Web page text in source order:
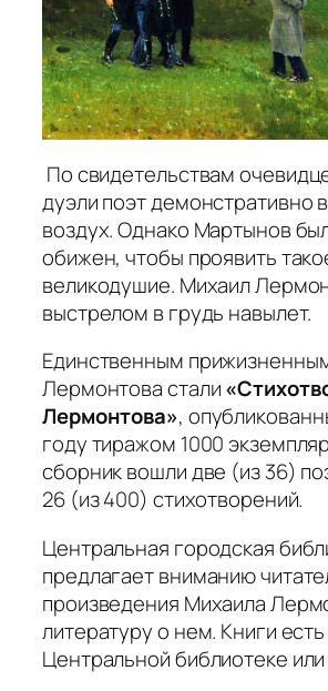
По свидетельствам
дуэли поэт демонстративно
воздух. Однако Мартынов
обижен, чтобы проявить
великодушие. Михаил
выстрелом в грудь навылет.
Единственным
Лермонтова стали
Лермонтова»,
году тиражом 1000
сборник вошли две (из 36)
26 (из 400) стихотворений.
Центральная городская
предлагает вниманию
произведения Михаила
литературу о нем. Книги
Центральной библиотеке